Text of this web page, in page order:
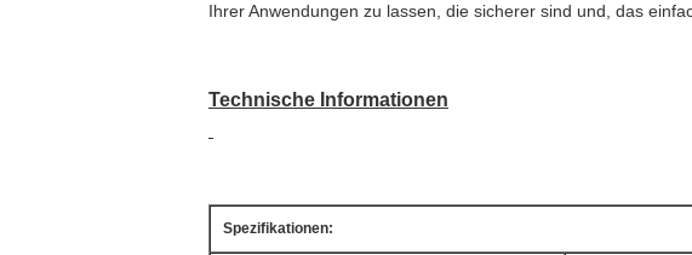
Ihrer Anwendungen zu lassen, die sicherer sind und, das
Technische Informationen
Spezifikationen: